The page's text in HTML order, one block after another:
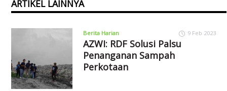
ARTIKEL LAINNYA
Berita Harian 9 Feb 2023
AZWI: RDF Solusi Palsu
Penanganan Sampah
Perkotaan